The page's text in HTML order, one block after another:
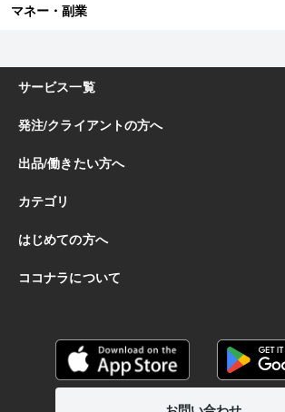
マネー・副業